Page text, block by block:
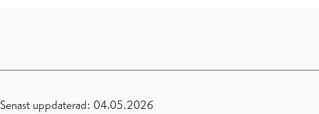
Senast uppdaterad: 04.05.2026